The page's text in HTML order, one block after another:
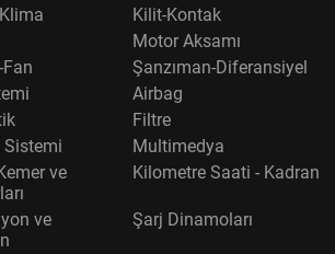
Kilit-Kontak
Motor Aksamı
Şanzıman-Diferansiyel
Airbag
Filtre
Sistemi
Multimedya
ve
Kilometre Saati - Kadran
ve
Şarj Dinamoları